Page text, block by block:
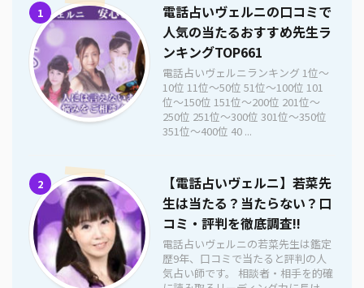
1
電話占いヴェルニの口コミで
人気の当たるおすすめ先生ラ
ンキングTOP661
電話占いヴェルニランキング 1位〜
10位 11位〜50位 51位〜100位 101
位〜150位 151位〜200位 201位〜
250位 251位〜300位 301位〜350位
351位〜400位 40 ...
2
【電話占いヴェルニ】若菜先
生は当たる？当たらない？口
コミ・評判を徹底調査!!
電話占いヴェルニの若菜先生は鑑定
歴9年、口コミで当たると評判の人
気占い師です。 相談者・相手を的確